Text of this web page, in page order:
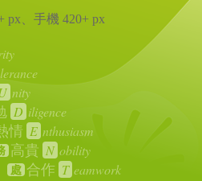
px、手機 420+ px
nity
D iligence
情 E nthusiasm
高貴 N obility
處 合作 T eamwork